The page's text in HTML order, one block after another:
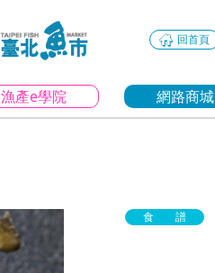
回首頁
漁產e學院 網路商城
食 譜